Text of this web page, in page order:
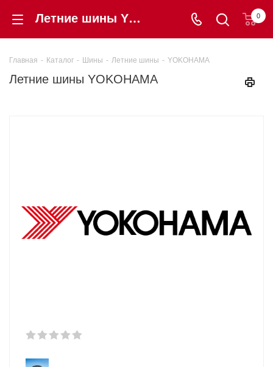
Летние шины YOKOHAMA - купить в интернет-магазине shintorg39.ru по низкой цене в Калининграде, авторезина YOKOHAMA с гарантией! 0
Главная - Каталог - Шины - Летние шины - YOKOHAMA
Летние шины YOKOHAMA